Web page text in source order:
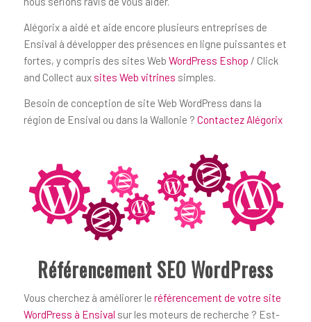
Alégorix a aidé et aide encore plusieurs entreprises de
Ensival à développer des présences en ligne puissantes et
fortes, y compris des sites Web WordPress Eshop / Click
and Collect aux sites Web vitrines simples.
Besoin de conception de site Web WordPress dans la
région de Ensival ou dans la Wallonie ? Contactez Alégorix
Référencement SEO WordPress
Vous cherchez à améliorer le référencement de votre site
WordPress à Ensival sur les moteurs de recherche ? Est-